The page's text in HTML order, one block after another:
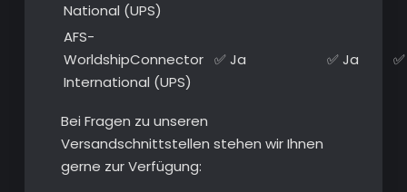
National (UPS)
AFS-
WorldshipConnector
International (UPS)
✅ Ja ✅ Ja
Bei Fragen zu unseren
Versandschnittstellen stehen wir Ihnen
gerne zur Verfügung: